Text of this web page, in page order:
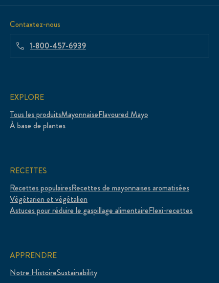
Contaxtez-nous
1-800-457-6939
EXPLORE
Tous les produitsMayonnaiseFlavoured Mayo
À base de plantes
RECETTES
Recettes populairesRecettes de mayonnaises aromatisées
Végétarien et végétalien
Astuces pour réduire le gaspillage alimentaireFlexi-recettes
APPRENDRE
Notre HistoireSustainability